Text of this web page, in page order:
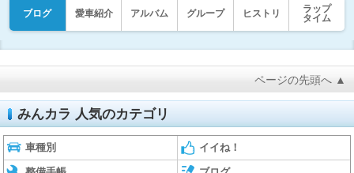
ブログ 愛車紹介 アルバム グループ ヒストリ
ラップ
タイム
ページの先頭へ ▲
みんカラ 人気のカテゴリ
車種別 イイね！